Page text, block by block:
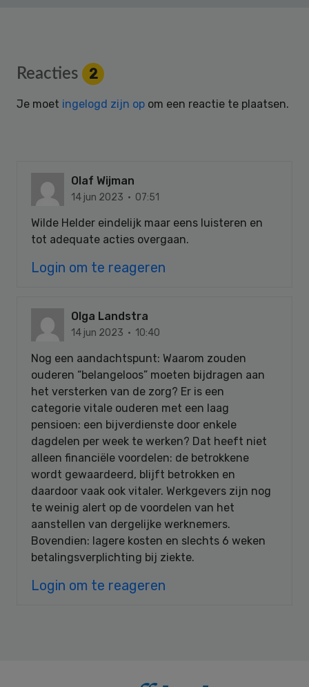
Reader
Interactions
Reacties 2
Je moet ingelogd zijn op om een reactie te plaatsen.
Olaf Wijman
14 jun 2023 · 07:51
Wilde Helder eindelijk maar eens luisteren en
tot adequate acties overgaan.
Login om te reageren
Olga Landstra
14 jun 2023 · 10:40
Nog een aandachtspunt: Waarom zouden
ouderen “belangeloos” moeten bijdragen aan
het versterken van de zorg? Er is een
categorie vitale ouderen met een laag
pensioen: een bijverdienste door enkele
dagdelen per week te werken? Dat heeft niet
alleen financiële voordelen: de betrokkene
wordt gewaardeerd, blijft betrokken en
daardoor vaak ook vitaler. Werkgevers zijn nog
te weinig alert op de voordelen van het
aanstellen van dergelijke werknemers.
Bovendien: lagere kosten en slechts 6 weken
betalingsverplichting bij ziekte.
Login om te reageren